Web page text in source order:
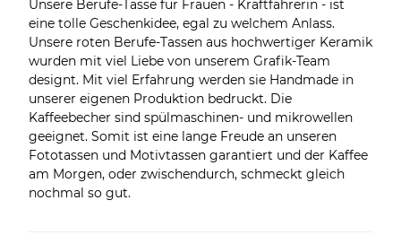
Unsere Berufe-Tasse für Frauen - Kraftfahrerin - ist
eine tolle Geschenkidee, egal zu welchem Anlass.
Unsere roten Berufe-Tassen aus hochwertiger Keramik
wurden mit viel Liebe von unserem Grafik-Team
designt. Mit viel Erfahrung werden sie Handmade in
unserer eigenen Produktion bedruckt. Die
Kaffeebecher sind spülmaschinen- und mikrowellen
geeignet. Somit ist eine lange Freude an unseren
Fototassen und Motivtassen garantiert und der Kaffee
am Morgen, oder zwischendurch, schmeckt gleich
nochmal so gut.